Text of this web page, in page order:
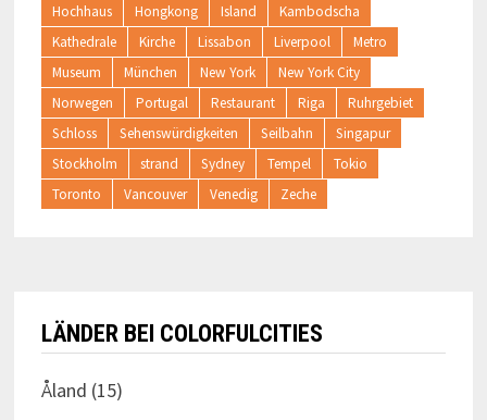
Hochhaus
Hongkong Island
Kambodscha
Kathedrale
Kirche Lissabon Liverpool
Metro
Museum
München New York
New York City
Norwegen
Portugal Restaurant Riga
Ruhrgebiet
Schloss
Sehenswürdigkeiten Seilbahn
Singapur
Stockholm
strand Sydney Tempel
Tokio
Toronto
Vancouver Venedig Zeche
LÄNDER BEI COLORFULCITIES
Åland (15)